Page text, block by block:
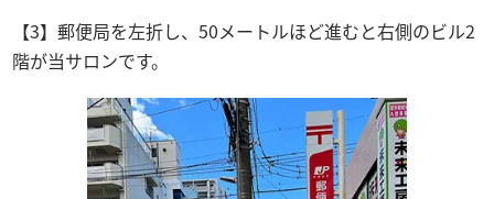
【3】郵便局を左折し、50メートルほど進むと右側のビル2
階が当サロンです。